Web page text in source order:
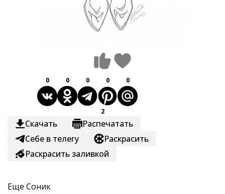
0 0 0 0 0
Скачать
2
Распечатать
Себе в телегу
Раскрасить
Раскрасить заливкой
Еще Соник